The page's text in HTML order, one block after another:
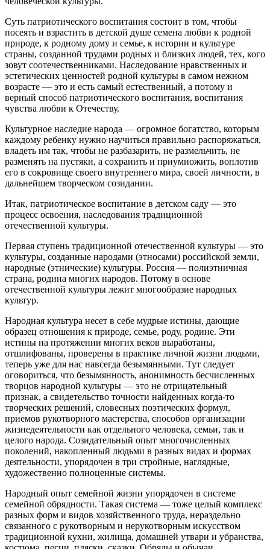
Суть патриотического воспитания состоит в том, чтобы
посеять и взрастить в детской душе семена любви к родной
природе, к родному дому и семье, к истории и культуре
страны, созданной трудами родных и близких людей, тех, кого
зовут соотечественниками. Наследование нравственных и
эстетических ценностей родной культуры в самом нежном
возрасте — это и есть самый естественный, а потому и
верный способ патриотического воспитания, воспитания
чувства любви к Отечеству.
Культурное наследие народа — огромное богатство, которым
каждому ребенку нужно научиться правильно распоряжаться,
владеть им так, чтобы не разбазарить, не размельчить, не
разменять на пустяки, а сохранить и приумножить, воплотив
его в сокровище своего внутреннего мира, своей личности, в
дальнейшем творческом созидании.
Итак, патриотическое воспитание в детском саду — это
процесс освоения, наследования традиционной
отечественной культуры.
Первая ступень традиционной отечественной культуры — это
культуры, созданные народами (этносами) российской земли,
народные (этнические) культуры. Россия — полиэтничная
страна, родина многих народов. Потому в основе
отечественной культуры лежит многообразие народных
культур.
Народная культура несет в себе мудрые истины, дающие
образец отношения к природе, семье, роду, родине. Эти
истины на протяжении многих веков выработаны,
отшлифованы, проверены в практике личной жизни людьми,
теперь уже для нас навсегда безымянными. Тут следует
оговориться, что безымянность, анонимность бесчисленных
творцов народной культуры — это не отрицательный
признак, а свидетельство точности найденных когда-то
творческих решений, словесных поэтических формул,
приемов рукотворного мастерства, способов организации
жизнедеятельности как отдельного человека, семьи, так и
целого народа. Созидательный опыт многочисленных
поколений, накопленный людьми в разных видах и формах
деятельности, упорядочен в три стройные, наглядные,
художественно полноценные системы.
Народный опыт семейной жизни упорядочен в системе
семейной обрядности. Такая система — тоже целый комплекс
разных форм и видов хозяйственного труда, нераздельно
связанного с рукотворным и нерукотворным искусством
традиционной кухни, жилища, домашней утвари и убранства,